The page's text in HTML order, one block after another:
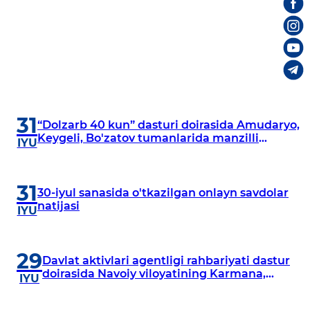
31
IYU
“Dolzarb 40 kun” dasturi doirasida Amudaryo,
Keygeli, Bo'zatov tumanlarida manzilli
31
IYU
30-iyul sanasida o'tkazilgan onlayn savdolar
natijasi
29
IYU
Davlat aktivlari agentligi rahbariyati dastur
doirasida Navoiy viloyatining Karmana,